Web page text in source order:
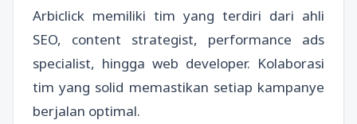
Arbiclick memiliki tim yang terdiri dari ahli
SEO, content strategist, performance ads
specialist, hingga web developer. Kolaborasi
tim yang solid memastikan setiap kampanye
berjalan optimal.